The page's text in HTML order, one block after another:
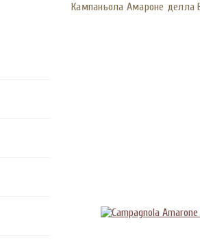
Кампаньола Амароне делла